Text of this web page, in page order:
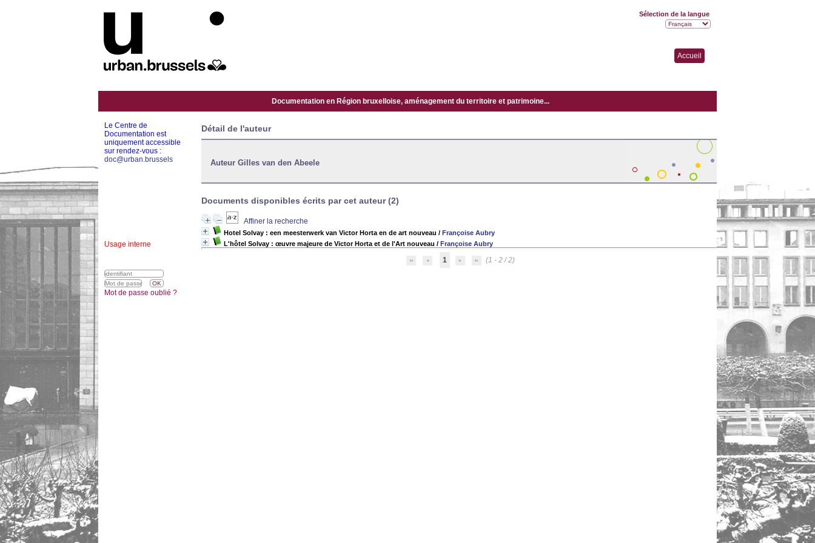
Accueil
Documentation en Région bruxelloise, aménagement du territoire et patrimoine...
Détail de l'auteur
Auteur Gilles van den Abeele
Documents disponibles écrits par cet auteur (2)
Affiner la recherche
Hotel Solvay : een meesterwerk van Victor Horta en de art nouveau / Françoise Aubry
L'hôtel Solvay : œuvre majeure de Victor Horta et de l'Art nouveau / Françoise Aubry
1 (1 - 2 / 2)
Le Centre de
Documentation est
uniquement accessible
sur rendez-vous :
doc@urban.brussels
Usage interne
Sélection de la langue
Mot de passe oublié ?